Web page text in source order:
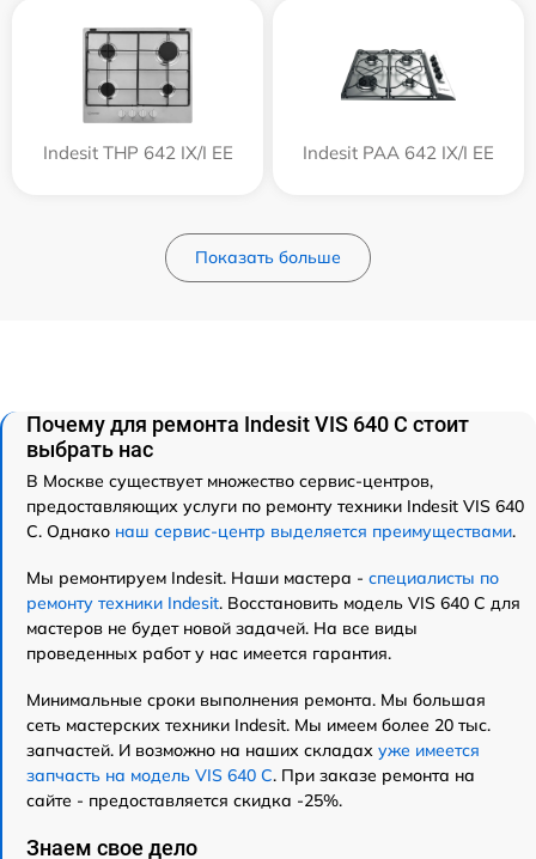
Indesit THP 642 IX/I EE Indesit PAA 642 IX/I EE
Показать больше
Почему для ремонта Indesit VIS 640 C стоит
выбрать нас
В Москве существует множество сервис-центров,
предоставляющих услуги по ремонту техники Indesit VIS 640
C. Однако наш сервис-центр выделяется преимуществами.
Мы ремонтируем Indesit. Наши мастера - специалисты по
ремонту техники Indesit. Восстановить модель VIS 640 C для
мастеров не будет новой задачей. На все виды
проведенных работ у нас имеется гарантия.
Минимальные сроки выполнения ремонта. Мы большая
сеть мастерских техники Indesit. Мы имеем более 20 тыс.
запчастей. И возможно на наших складах уже имеется
запчасть на модель VIS 640 C. При заказе ремонта на
сайте - предоставляется скидка -25%.
Знаем свое дело